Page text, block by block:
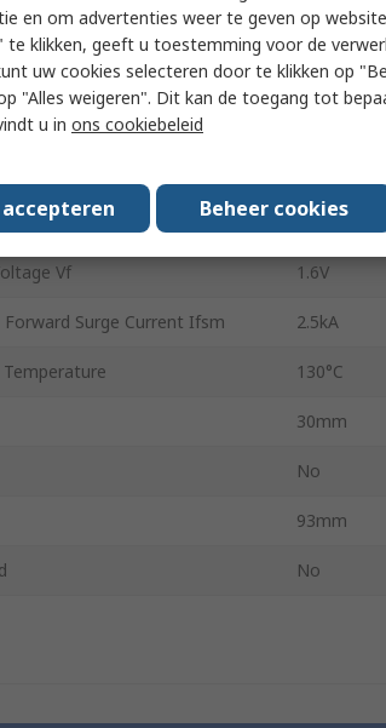
Series
Rectifier
Ir 3mA
Vf 1.6V
Surge Current Ifsm 2.5kA
130°C
30mm
No
93mm
No
en om advertenties weer te geven op
te klikken, geeft u toestemming voor de
uw cookies selecteren door te klikken op
"Alles weigeren". Dit kan de toegang tot
u in ons cookiebeleid
Beheer cookies